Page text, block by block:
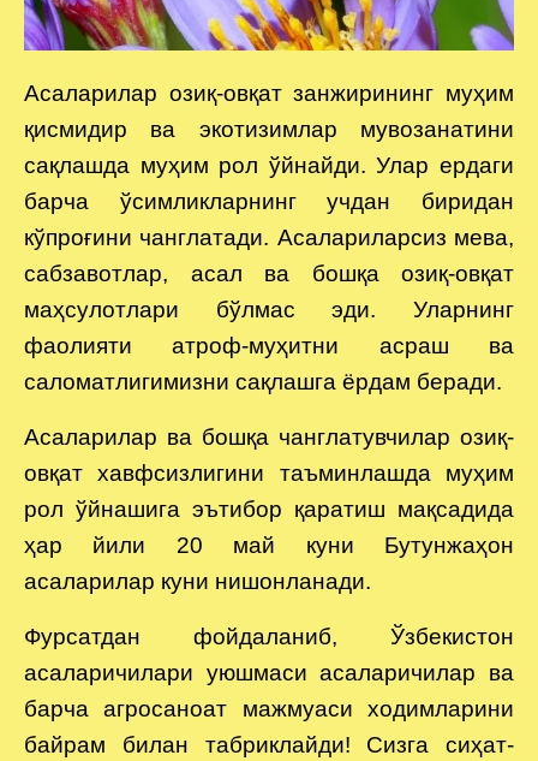
Aсаларилар озиқ-овқат занжирининг муҳим
қисмидир ва экотизимлар мувозанатини
сақлашда муҳим рол ўйнайди. Улар ердаги
барча ўсимликларнинг учдан биридан
кўпроғини чанглатади. Aсалариларсиз мева,
сабзавотлар, асал ва бошқа озиқ-овқат
маҳсулотлари бўлмас эди. Уларнинг
фаолияти атроф-муҳитни асраш ва
саломатлигимизни сақлашга ёрдам беради.
Aсаларилар ва бошқа чанглатувчилар озиқ-
овқат хавфсизлигини таъминлашда муҳим
рол ўйнашига эътибор қаратиш мақсадида
ҳар йили 20 май куни Бутунжаҳон
асаларилар куни нишонланади.
Фурсатдан фойдаланиб, Ўзбекистон
асаларичилари уюшмаси асаларичилар ва
барча агросаноат мажмуаси ходимларини
байрам билан табриклайди! Сизга сиҳат-